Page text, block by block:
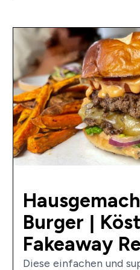
Burger |
Fakeaway
Diese einfachen und